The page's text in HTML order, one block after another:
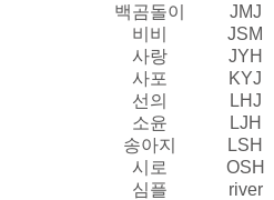
백곰돌이
JMJ
비비
JSM
사랑
JYH
사포
KYJ
선의
LHJ
소윤
LJH
송아지
LSH
시로
OSH
심플
river